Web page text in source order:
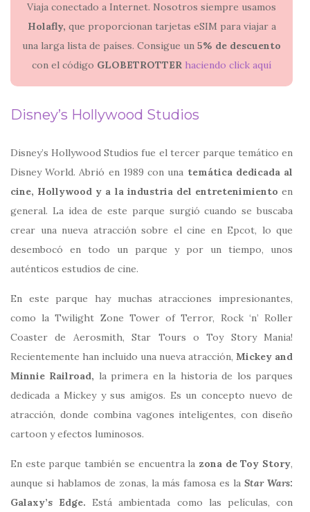
Viaja conectado a Internet. Nosotros siempre usamos
Holafly, que proporcionan tarjetas eSIM para viajar a
una larga lista de países. Consigue un 5% de descuento
con el código GLOBETROTTER haciendo click aquí
Disney’s Hollywood Studios
Disney’s Hollywood Studios fue el tercer parque temático en
Disney World. Abrió en 1989 con una temática dedicada al
cine, Hollywood y a la industria del entretenimiento en
general. La idea de este parque surgió cuando se buscaba
crear una nueva atracción sobre el cine en Epcot, lo que
desembocó en todo un parque y por un tiempo, unos
auténticos estudios de cine.
En este parque hay muchas atracciones impresionantes,
como la Twilight Zone Tower of Terror, Rock ‘n’ Roller
Coaster de Aerosmith, Star Tours o Toy Story Mania!
Recientemente han incluido una nueva atracción, Mickey and
Minnie Railroad, la primera en la historia de los parques
dedicada a Mickey y sus amigos. Es un concepto nuevo de
atracción, donde combina vagones inteligentes, con diseño
cartoon y efectos luminosos.
En este parque también se encuentra la zona de Toy Story,
aunque si hablamos de zonas, la más famosa es laStar Wars:
Galaxy’s Edge. Está ambientada como las películas, con